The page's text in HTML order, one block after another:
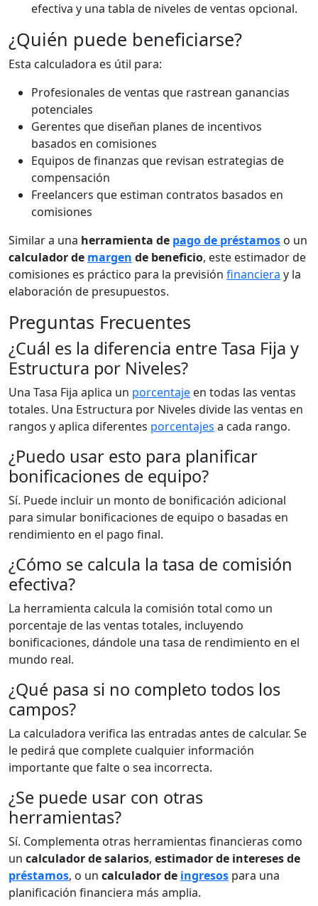
efectiva y una tabla de niveles de ventas opcional.
¿Quién puede beneficiarse?
Esta calculadora es útil para:
Profesionales de ventas que rastrean ganancias
potenciales
Gerentes que diseñan planes de incentivos
basados en comisiones
Equipos de finanzas que revisan estrategias de
compensación
Freelancers que estiman contratos basados en
comisiones
Similar a una herramienta de pago de préstamos o un
calculador de margen de beneficio, este estimador de
comisiones es práctico para la previsión financiera y la
elaboración de presupuestos.
Preguntas Frecuentes
¿Cuál es la diferencia entre Tasa Fija y
Estructura por Niveles?
Una Tasa Fija aplica un porcentaje en todas las ventas
totales. Una Estructura por Niveles divide las ventas en
rangos y aplica diferentes porcentajes a cada rango.
¿Puedo usar esto para planificar
bonificaciones de equipo?
Sí. Puede incluir un monto de bonificación adicional
para simular bonificaciones de equipo o basadas en
rendimiento en el pago final.
¿Cómo se calcula la tasa de comisión
efectiva?
La herramienta calcula la comisión total como un
porcentaje de las ventas totales, incluyendo
bonificaciones, dándole una tasa de rendimiento en el
mundo real.
¿Qué pasa si no completo todos los
campos?
La calculadora verifica las entradas antes de calcular. Se
le pedirá que complete cualquier información
importante que falte o sea incorrecta.
¿Se puede usar con otras
herramientas?
Sí. Complementa otras herramientas financieras como
un calculador de salarios, estimador de intereses de
préstamos, o un calculador de ingresos para una
planificación financiera más amplia.